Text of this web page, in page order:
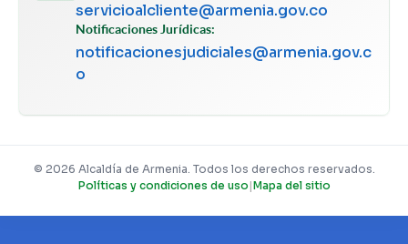
servicioalcliente@armenia.gov.co
Notificaciones Jurídicas:
notificacionesjudiciales@armenia.gov.c
o
© 2026 Alcaldía de Armenia. Todos los derechos reservados.
Políticas y condiciones de uso |Mapa del sitio